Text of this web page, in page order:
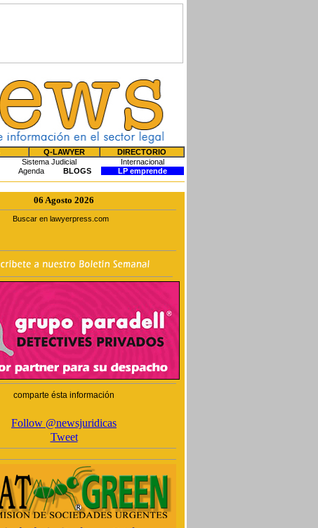
Q-LAWYER
DIRECTORIO
Sistema Judicial
Internacional
Agenda BLOGS LP emprende
06 Agosto 2026
Buscar en lawyerpress.com
comparte ésta información
Follow @newsjuridicas
Tweet